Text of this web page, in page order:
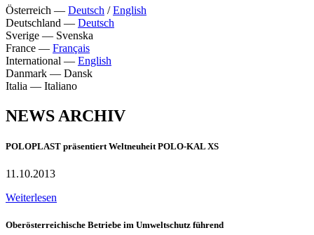
Österreich — Deutsch /English
Deutschland — Deutsch
Sverige — Svenska
France — Français
International — English
Danmark — Dansk
Italia — Italiano
NEWS ARCHIV
POLOPLAST präsentiert Weltneuheit POLO-KAL XS
11.10.2013
Weiterlesen
Oberösterreichische Betriebe im Umweltschutz führend